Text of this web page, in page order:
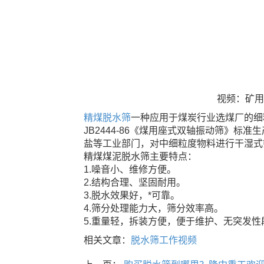
视频：矿
精煤脱水筛一种应用于煤炭行业选煤厂的
JB2444-86《煤用座式双轴振动筛》标准
盐等工业部门，对中细粒度物料进行干湿
精煤煤泥脱水筛主要特点：
1.噪音小、维修方便。
2.结构合理、坚固耐用。
3.脱水效果好，*可靠。
4.筛分处理能力大，筛分效率高。
5.重量轻，拆装方便，便于维护、无突发性
相关文章： 脱水筛工作视频